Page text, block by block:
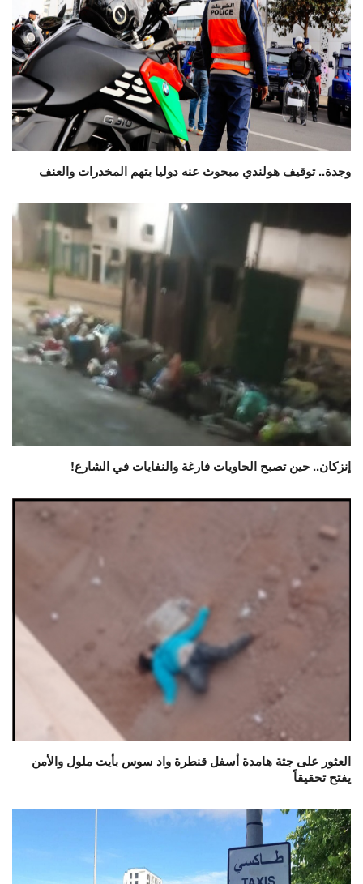
وجدة.. توقيف هولندي مبحوث عنه دوليا بتهم المخدرات والعنف
إنزكان.. حين تصبح الحاويات فارغة والنفايات في الشارع!
العثور على جثة هامدة أسفل قنطرة واد سوس بأيت ملول والأمن
يفتح تحقيقاً